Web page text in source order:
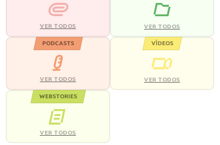
VER TODOS VER TODOS
PODCASTS
VER TODOS
VÍDEOS
VER TODOS
WEBSTORIES
VER TODOS